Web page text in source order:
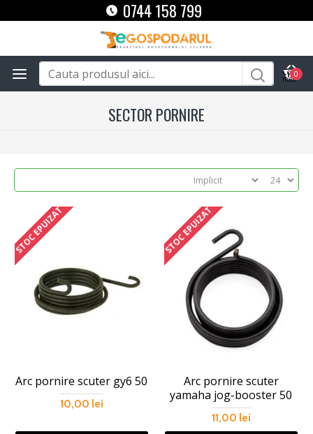
0744 158 799
0
SECTOR PORNIRE
STOC EPUIZAT
Arc pornire scuter gy6 50
10,00 lei
STOC EPUIZAT
Arc pornire scuter
yamaha jog-booster 50
11,00 lei